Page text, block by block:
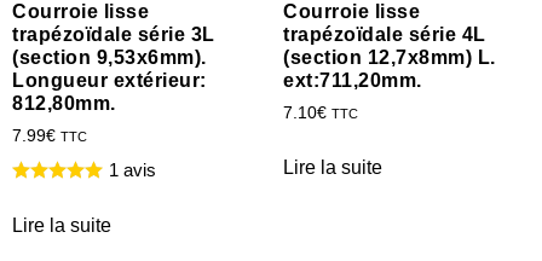
Courroie lisse
trapézoïdale série 3L
(section 9,53x6mm).
Longueur extérieur:
812,80mm.
7.99€ TTC
1 avis
Lire la suite
Courroie lisse
trapézoïdale série 4L
(section 12,7x8mm) L.
ext:711,20mm.
7.10€ TTC
Lire la suite